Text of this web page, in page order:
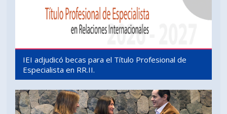
IEI adjudicó becas para el Título Profesional de
Especialista en RR.II.